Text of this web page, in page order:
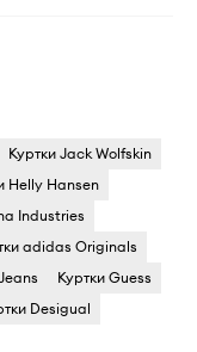
Куртки Jack Wolfskin
Helly Hansen
Industries
adidas Originals
Куртки Guess
Desigual